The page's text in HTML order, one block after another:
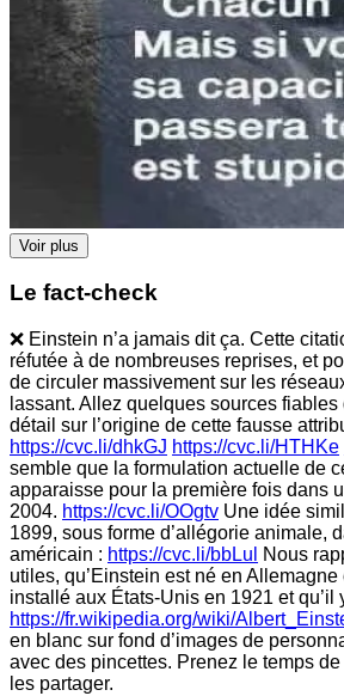
Voir plus
Le fact-check
❌ Einstein n’a jamais dit ça. Cette
réfutée à de nombreuses reprises, et
de circuler massivement sur les
lassant. Allez quelques sources
détail sur l’origine de cette fausse
https://cvc.li/dhkGJ https://cvc.li/HTHKe
semble que la formulation actuelle de
apparaisse pour la première fois dans
2004. https://cvc.li/OOgtv Une idée
1899, sous forme d’allégorie animale,
américain : https://cvc.li/bbLul
Nous
utiles, qu’Einstein est né en Allemagne
installé aux États-Unis en 1921 et qu’il
https://fr.wikipedia.org/wiki/
en blanc sur fond d’images de
avec des pincettes. Prenez le temps
les partager.